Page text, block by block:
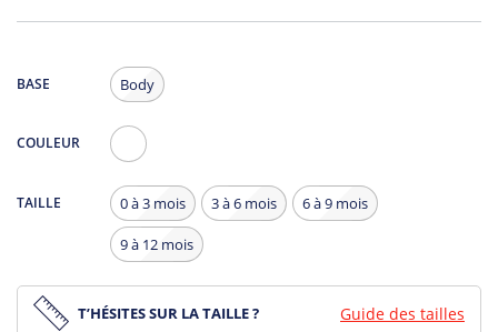
BASE Body
COULEUR
TAILLE 0 à 3 mois 3 à 6 mois 6 à 9 mois
9 à 12 mois
T’HÉSITES SUR LA TAILLE ? Guide des tailles